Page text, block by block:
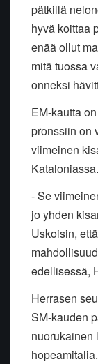
pätkillä
hyvä koittaa
enää ollut
mitä tuossa
onneksi
EM-kautta
pronssiin on
viimeinen
Kataloniassa.
- Se
jo yhden
Uskoisin,
edellisessä,
Herrasen
SM-kauden
nuorukainen
hopeamitalia.